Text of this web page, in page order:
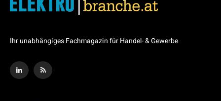
Ihr unabhängiges Fachmagazin für Handel- & Gewerbe